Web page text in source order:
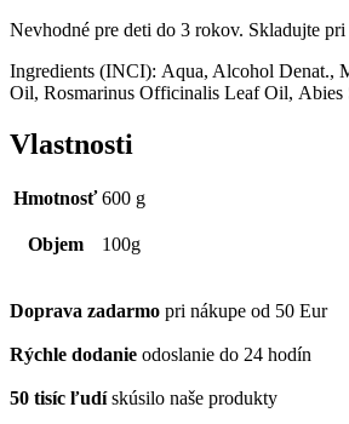
Nevhodné pre deti do 3 rokov. Skladujte
Ingredients (INCI): Aqua, Alcohol Denat.,
Oil, Rosmarinus Officinalis Leaf Oil,
Vlastnosti
Hmotnosť 600 g
Objem 100g
Doprava zadarmo pri nákupe od 50 Eur
Rýchle dodanie odoslanie do 24 hodín
50 tisíc ľudí skúsilo naše produkty